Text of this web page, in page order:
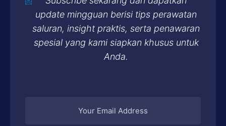
update mingguan berisi tips perawatan
saluran, insight praktis, serta penawaran
spesial yang kami siapkan khusus untuk
Anda.